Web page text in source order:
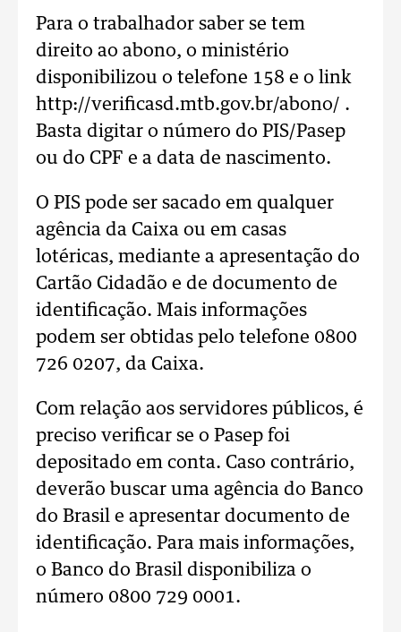
Para o trabalhador saber se tem
direito ao abono, o ministério
disponibilizou o telefone 158 e o link
http://verificasd.mtb.gov.br/abono/ .
Basta digitar o número do PIS/Pasep
ou do CPF e a data de nascimento.
O PIS pode ser sacado em qualquer
agência da Caixa ou em casas
lotéricas, mediante a apresentação do
Cartão Cidadão e de documento de
identificação. Mais informações
podem ser obtidas pelo telefone 0800
726 0207, da Caixa.
Com relação aos servidores públicos, é
preciso verificar se o Pasep foi
depositado em conta. Caso contrário,
deverão buscar uma agência do Banco
do Brasil e apresentar documento de
identificação. Para mais informações,
o Banco do Brasil disponibiliza o
número 0800 729 0001.